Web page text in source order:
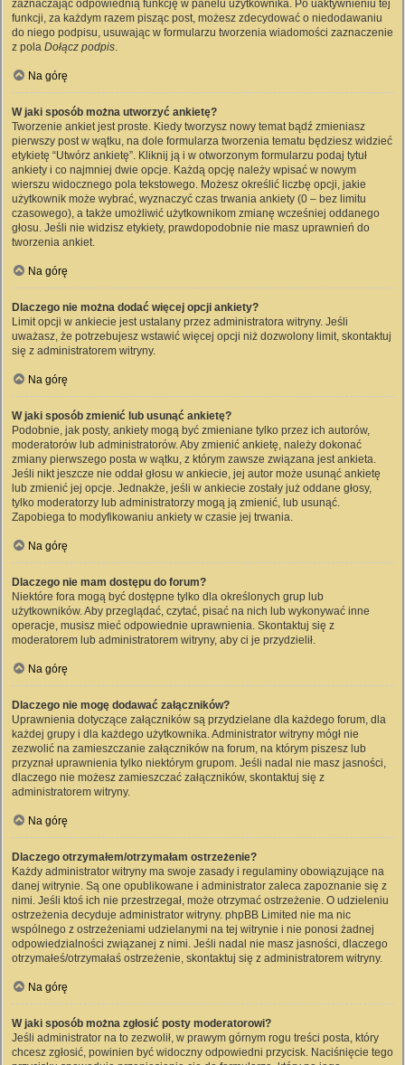
zaznaczając odpowiednią funkcję w panelu użytkownika. Po uaktywnieniu tej
funkcji, za każdym razem pisząc post, możesz zdecydować o niedodawaniu
do niego podpisu, usuwając w formularzu tworzenia wiadomości zaznaczenie
z pola Dołącz podpis.
Na górę
W jaki sposób można utworzyć ankietę?
Tworzenie ankiet jest proste. Kiedy tworzysz nowy temat bądź zmieniasz
pierwszy post w wątku, na dole formularza tworzenia tematu będziesz widzieć
etykietę “Utwórz ankietę”. Kliknij ją i w otworzonym formularzu podaj tytuł
ankiety i co najmniej dwie opcje. Każdą opcję należy wpisać w nowym
wierszu widocznego pola tekstowego. Możesz określić liczbę opcji, jakie
użytkownik może wybrać, wyznaczyć czas trwania ankiety (0 – bez limitu
czasowego), a także umożliwić użytkownikom zmianę wcześniej oddanego
głosu. Jeśli nie widzisz etykiety, prawdopodobnie nie masz uprawnień do
tworzenia ankiet.
Na górę
Dlaczego nie można dodać więcej opcji ankiety?
Limit opcji w ankiecie jest ustalany przez administratora witryny. Jeśli
uważasz, że potrzebujesz wstawić więcej opcji niż dozwolony limit, skontaktuj
się z administratorem witryny.
Na górę
W jaki sposób zmienić lub usunąć ankietę?
Podobnie, jak posty, ankiety mogą być zmieniane tylko przez ich autorów,
moderatorów lub administratorów. Aby zmienić ankietę, należy dokonać
zmiany pierwszego posta w wątku, z którym zawsze związana jest ankieta.
Jeśli nikt jeszcze nie oddał głosu w ankiecie, jej autor może usunąć ankietę
lub zmienić jej opcje. Jednakże, jeśli w ankiecie zostały już oddane głosy,
tylko moderatorzy lub administratorzy mogą ją zmienić, lub usunąć.
Zapobiega to modyfikowaniu ankiety w czasie jej trwania.
Na górę
Dlaczego nie mam dostępu do forum?
Niektóre fora mogą być dostępne tylko dla określonych grup lub
użytkowników. Aby przeglądać, czytać, pisać na nich lub wykonywać inne
operacje, musisz mieć odpowiednie uprawnienia. Skontaktuj się z
moderatorem lub administratorem witryny, aby ci je przydzielił.
Na górę
Dlaczego nie mogę dodawać załączników?
Uprawnienia dotyczące załączników są przydzielane dla każdego forum, dla
każdej grupy i dla każdego użytkownika. Administrator witryny mógł nie
zezwolić na zamieszczanie załączników na forum, na którym piszesz lub
przyznał uprawnienia tylko niektórym grupom. Jeśli nadal nie masz jasności,
dlaczego nie możesz zamieszczać załączników, skontaktuj się z
administratorem witryny.
Na górę
Dlaczego otrzymałem/otrzymałam ostrzeżenie?
Każdy administrator witryny ma swoje zasady i regulaminy obowiązujące na
danej witrynie. Są one opublikowane i administrator zaleca zapoznanie się z
nimi. Jeśli ktoś ich nie przestrzegał, może otrzymać ostrzeżenie. O udzieleniu
ostrzeżenia decyduje administrator witryny. phpBB Limited nie ma nic
wspólnego z ostrzeżeniami udzielanymi na tej witrynie i nie ponosi żadnej
odpowiedzialności związanej z nimi. Jeśli nadal nie masz jasności, dlaczego
otrzymałeś/otrzymałaś ostrzeżenie, skontaktuj się z administratorem witryny.
Na górę
W jaki sposób można zgłosić posty moderatorowi?
Jeśli administrator na to zezwolił, w prawym górnym rogu treści posta, który
chcesz zgłosić, powinien być widoczny odpowiedni przycisk. Naciśnięcie tego